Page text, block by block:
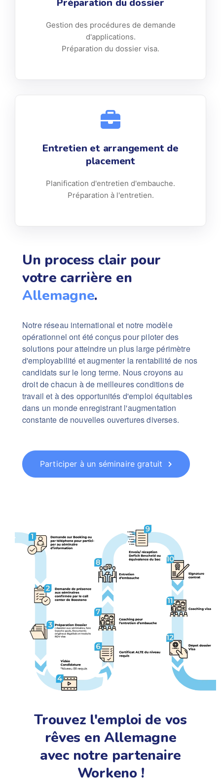
Préparation du dossier
Gestion des procédures de demande
d'applications.
Préparation du dossier visa.
Entretien et arrangement de
placement
Planification d'entretien d'embauche.
Préparation à l'entretien.
Un process clair pour
votre carrière en
Allemagne.
Notre réseau international et notre modèle
opérationnel ont été conçus pour piloter des
solutions pour atteindre un plus large périmètre
d'employabilité et augmenter la rentabilité de nos
candidats sur le long terme. Nous croyons au
droit de chacun à de meilleures conditions de
travail et à des opportunités d'emploi équitables
dans un monde enregistrant l'augmentation
constante de nouvelles ouvertures diverses.
Participer à un séminaire gratuit
Trouvez l'emploi de vos
rêves en Allemagne
avec notre partenaire
Workeno !